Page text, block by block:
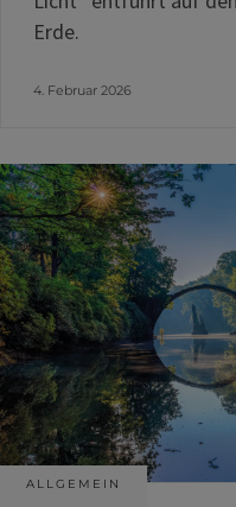
Erde.
4. Februar 2026
ALLGEMEIN